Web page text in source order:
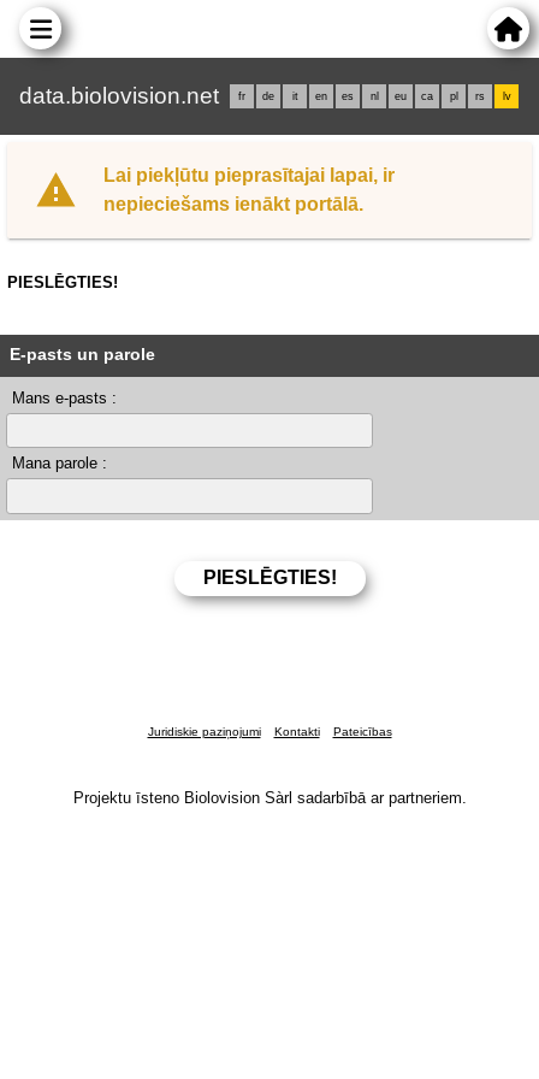
data.biolovision.net fr de it en es nl eu ca pl rs lv
Lai piekļūtu pieprasītajai lapai, ir
nepieciešams ienākt portālā.
PIESLĒGTIES!
E-pasts un parole
Mans e-pasts :
Mana parole :
Juridiskie paziņojumi Kontakti Pateicības
Projektu īsteno Biolovision Sàrl sadarbībā ar partneriem.